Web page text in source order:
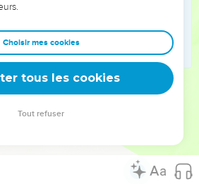
du roi à ses satrapes et aux
située à l’ouest de l’Euphrate, et
soutien au peuple et à la maison de
Choisir mes cookies
tous les cookies
Tout refuser